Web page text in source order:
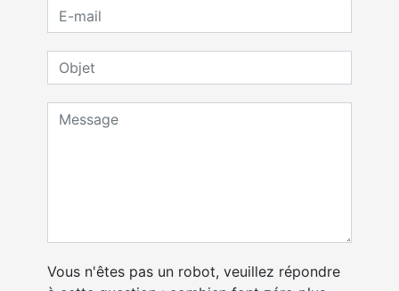
Vous n'êtes pas un robot, veuillez répondre